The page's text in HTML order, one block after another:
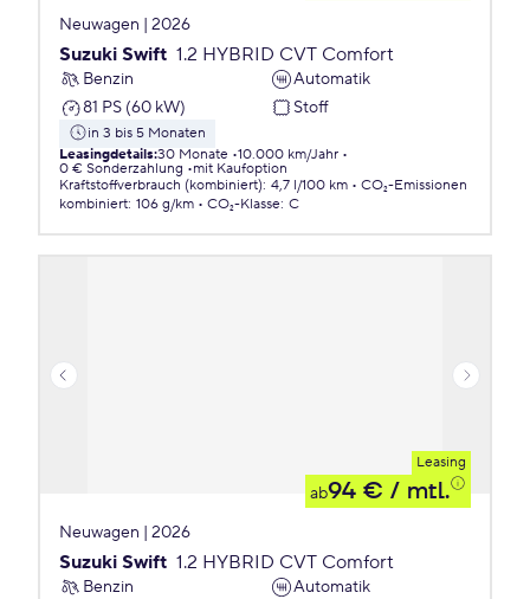
Neuwagen | 2026
Suzuki Swift 1.2 HYBRID CVT Comfort
Benzin
Automatik
81 PS (60 kW)
Stoff
in 3 bis 5 Monaten
Leasingdetails:30 Monate 10.000 km/Jahr
0 € Sonderzahlung
mit Kaufoption
Kraftstoffverbrauch (kombiniert): 4,7 l/100 km
CO₂-Emissionen
kombiniert: 106 g/km CO₂-Klasse: C
Leasing
ab94 € / mtl.
Neuwagen | 2026
Suzuki Swift 1.2 HYBRID CVT Comfort
Benzin
Automatik